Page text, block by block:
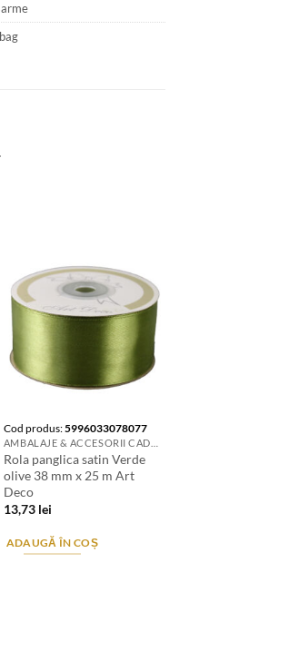
bag
Cod produs:5996033078077
Rola panglica satin Verde
olive 38 mm x 25 m Art
Deco
13,73 lei
ADAUGĂ ÎN COȘ